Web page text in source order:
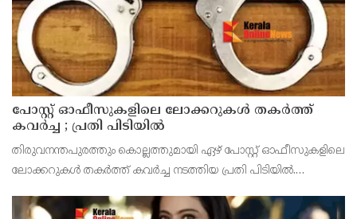
പോസ്റ്റ് ഓഫീസുകളിലെ ലോക്കറുകൾ തകർത്ത്
കവർച്ച ; പ്രതി പിടിയിൽ
തിരുവനന്തപുരത്തും കൊല്ലത്തുമായി ഏഴ് പോസ്റ്റ് ഓഫീസുകളിലെ
ലോക്കറുകൾ തകർത്ത് കവർച്ച നടത്തിയ പ്രതി പിടിയിൽ.
പൊലീസ് എറണാകുളത്തു നിന്ന് അറസ്റ്റ് ചെയ്തത്. കടയ്ക